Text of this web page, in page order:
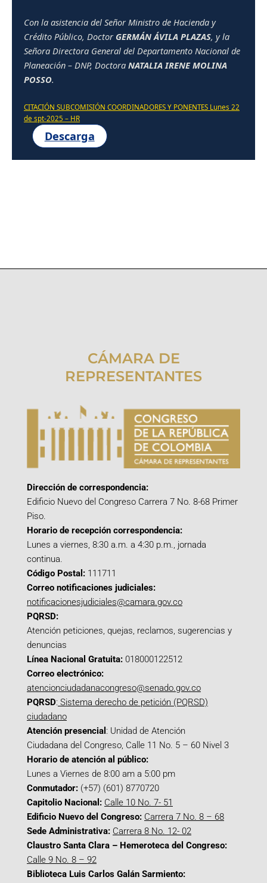
Con la asistencia del Señor Ministro de Hacienda y
Crédito Público, Doctor GERMÁN ÁVILA PLAZAS, y la
Señora Directora General del Departamento Nacional de
Planeación – DNP, Doctora NATALIA IRENE MOLINA
POSSO.
CITACIÓN SUBCOMISIÓN COORDINADORES Y PONENTES Lunes 22
de spt-2025 – HR
Descarga
CÁMARA DE
REPRESENTANTES
Dirección de correspondencia:
Edificio Nuevo del Congreso Carrera 7 No. 8-68 Primer
Piso.
Horario de recepción correspondencia:
Lunes a viernes, 8:30 a.m. a 4:30 p.m., jornada
continua.
Código Postal: 111711
Correo notificaciones judiciales:
notificacionesjudiciales@camara.gov.co
PQRSD:
Atención peticiones, quejas, reclamos, sugerencias y
denuncias
Línea Nacional Gratuita: 018000122512
Correo electrónico:
atencionciudadanacongreso@senado.gov.co
PQRSD: Sistema derecho de petición (PQRSD)
ciudadano
Atención presencial : Unidad de Atención
Ciudadana del Congreso, Calle 11 No. 5 – 60 Nivel 3
Horario de atención al público:
Lunes a Viernes de 8:00 am a 5:00 pm
Conmutador: (+57) (601) 8770720
Capitolio Nacional: Calle 10 No. 7- 51
Edificio Nuevo del Congreso: Carrera 7 No. 8 – 68
Sede Administrativa: Carrera 8 No. 12- 02
Claustro Santa Clara – Hemeroteca del Congreso:
Calle 9 No. 8 – 92
Biblioteca Luis Carlos Galán Sarmiento: